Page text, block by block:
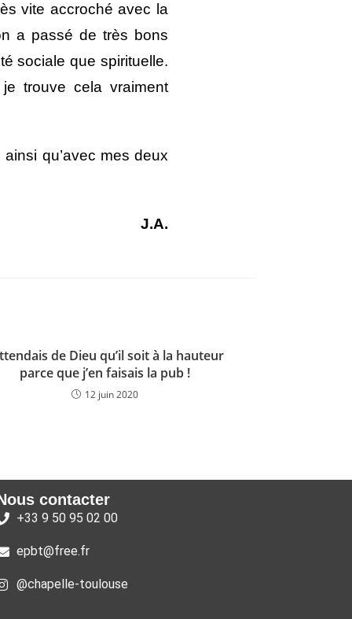
vite accroché avec la
a passé de très bons
sociale que spirituelle.
trouve cela vraiment
qu’avec mes deux
J.A.
de Dieu qu’il soit à la hauteur
parce que j’en faisais la pub !
12 juin 2020
contacter
+33 9 50 95 02 00
epbt@free.fr
@chapelle-toulouse